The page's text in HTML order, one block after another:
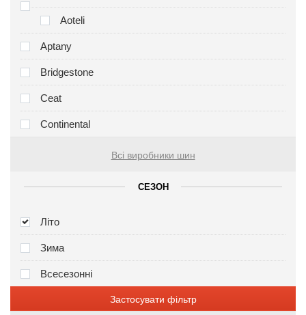
Aoteli
Aptany
Bridgestone
Ceat
Continental
Всі виробники шин
СЕЗОН
Літо
Зима
Всесезонні
Застосувати фільтр